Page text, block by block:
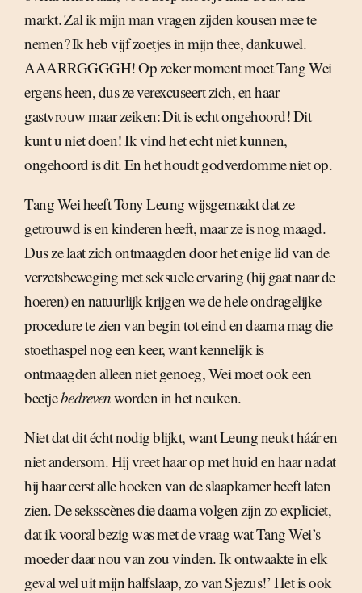
markt. Zal ik mijn man vragen zijden kousen mee te
nemen? Ik heb vijf zoetjes in mijn thee, dankuwel.
AAARRGGGGH! Op zeker moment moet Tang Wei
ergens heen, dus ze verexcuseert zich, en haar
gastvrouw maar zeiken: Dit is echt ongehoord! Dit
kunt u niet doen! Ik vind het echt niet kunnen,
ongehoord is dit. En het houdt godverdomme niet op.
Tang Wei heeft Tony Leung wijsgemaakt dat ze
getrouwd is en kinderen heeft, maar ze is nog maagd.
Dus ze laat zich ontmaagden door het enige lid van de
verzetsbeweging met seksuele ervaring (hij gaat naar de
hoeren) en natuurlijk krijgen we de hele ondragelijke
procedure te zien van begin tot eind en daarna mag die
stoethaspel nog een keer, want kennelijk is
ontmaagden alleen niet genoeg, Wei moet ook een
beetjebedrevenworden in het neuken.
Niet dat dit écht nodig blijkt, want Leung neukt háár en
niet andersom. Hij vreet haar op met huid en haar nadat
hij haar eerst alle hoeken van de slaapkamer heeft laten
zien. De seksscènes die daarna volgen zijn zo expliciet,
dat ik vooral bezig was met de vraag wat Tang Wei’s
moeder daar nou van zou vinden. Ik ontwaakte in elk
geval wel uit mijn halfslaap, zo van Sjezus!’ Het is ook